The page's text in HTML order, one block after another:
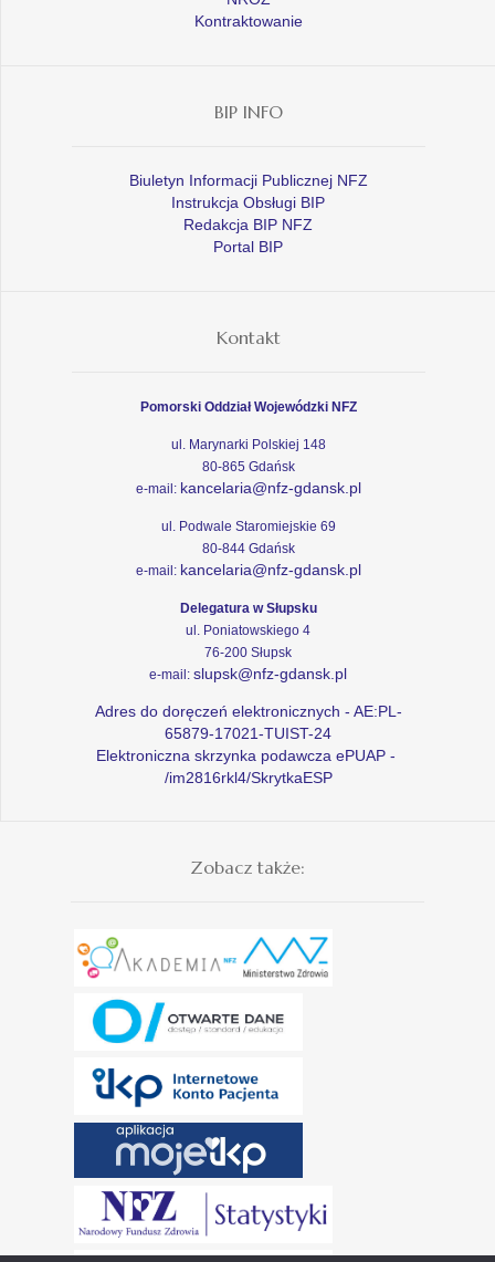
Kontraktowanie
BIP INFO
Biuletyn Informacji Publicznej NFZ
Instrukcja Obsługi BIP
Redakcja BIP NFZ
Portal BIP
Kontakt
Pomorski Oddział Wojewódzki NFZ
ul. Marynarki Polskiej 148
80-865 Gdańsk
e-mail: kancelaria@nfz-gdansk.pl
ul. Podwale Staromiejskie 69
80-844 Gdańsk
e-mail: kancelaria@nfz-gdansk.pl
Delegatura w Słupsku
ul. Poniatowskiego 4
76-200 Słupsk
e-mail: slupsk@nfz-gdansk.pl
Adres do doręczeń elektronicznych - AE:PL-
65879-17021-TUIST-24
Elektroniczna skrzynka podawcza ePUAP -
/im2816rkl4/SkrytkaESP
Zobacz także: